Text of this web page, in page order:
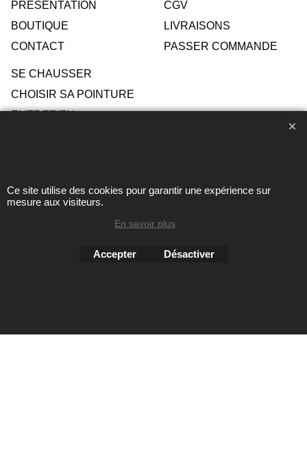
PRESENTATION
BOUTIQUE
CONTACT
CGV
LIVRAISONS
PASSER COMMANDE
SE CHAUSSER
CHOISIR SA POINTURE
ENTRETIEN
Toute reproduction de textes, photos ou autres éléments des
sites Avril chausseur confort est strictement interdite sous
Ce site utilise des cookies pour garantir une expérience sur
mesure aux visiteurs.
En savoir plus
Accepter Désactiver